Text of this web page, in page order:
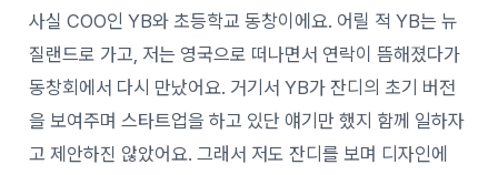
사실 COO인 YB와 초등학교 동창이에요. 어릴 적 YB는 뉴
질랜드로 가고, 저는 영국으로 떠나면서 연락이 뜸해졌다가
동창회에서 다시 만났어요. 거기서 YB가 잔디의 초기 버전
을 보여주며 스타트업을 하고 있단 얘기만 했지 함께 일하자
고 제안하진 않았어요. 그래서 저도 잔디를 보며 디자인에